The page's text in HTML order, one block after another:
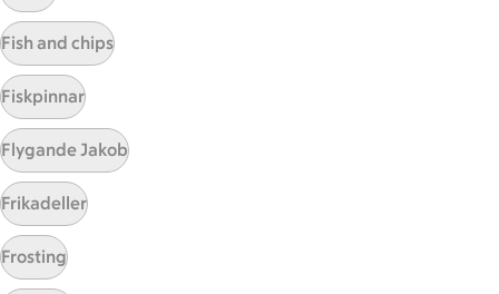
Sidfot
Start
Få snabbt svar
Fish and chips
Fiskpinnar
Flygande Jakob
Frikadeller
Frosting